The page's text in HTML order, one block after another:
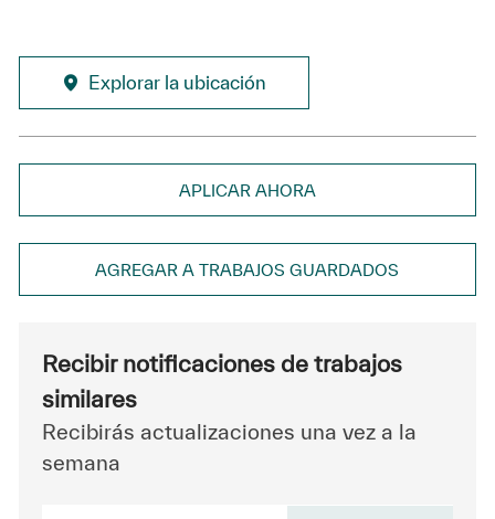
Explorar la ubicación
APLICAR AHORA
AGREGAR A TRABAJOS GUARDADOS
Recibir notificaciones de trabajos
similares
Recibirás actualizaciones una vez a la
semana